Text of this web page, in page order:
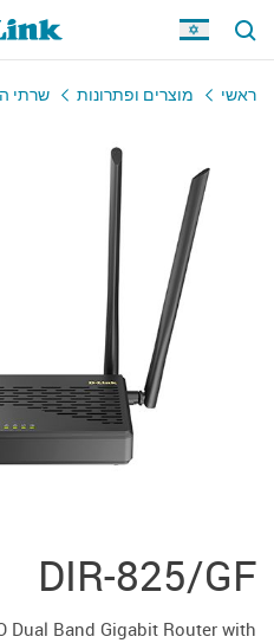
ראשי מוצרים ופתרונות שרתי
DIR-825/GF
Dual Band Gigabit Router with